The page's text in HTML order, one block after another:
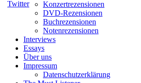
Konzertrezensionen
DVD-Rezensionen
Buchrezensionen
Notenrezensionen
Interviews
Essays
Über uns
Impressum
Datenschutzerklärung